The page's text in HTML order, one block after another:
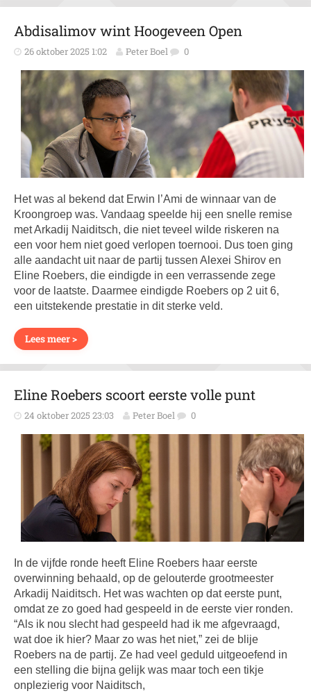
Abdisalimov wint Hoogeveen Open
26 oktober 2025 1:02 Peter Boel 0
Het was al bekend dat Erwin l’Ami de winnaar van de
Kroongroep was. Vandaag speelde hij een snelle remise
met Arkadij Naiditsch, die niet teveel wilde riskeren na
een voor hem niet goed verlopen toernooi. Dus toen ging
alle aandacht uit naar de partij tussen Alexei Shirov en
Eline Roebers, die eindigde in een verrassende zege
voor de laatste. Daarmee eindigde Roebers op 2 uit 6,
een uitstekende prestatie in dit sterke veld.
Lees meer >
Eline Roebers scoort eerste volle punt
24 oktober 2025 23:03 Peter Boel 0
In de vijfde ronde heeft Eline Roebers haar eerste
overwinning behaald, op de gelouterde grootmeester
Arkadij Naiditsch. Het was wachten op dat eerste punt,
omdat ze zo goed had gespeeld in de eerste vier ronden.
“Als ik nou slecht had gespeeld had ik me afgevraagd,
wat doe ik hier? Maar zo was het niet,” zei de blije
Roebers na de partij. Ze had veel geduld uitgeoefend in
een stelling die bijna gelijk was maar toch een tikje
onplezierig voor Naiditsch,